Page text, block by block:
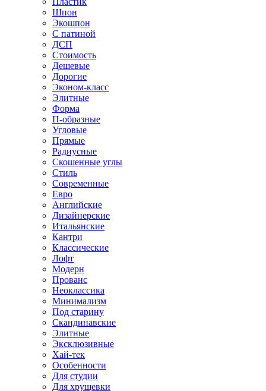
Шпон
Экошпон
С патиной
ДСП
Стоимость
Дешевые
Дорогие
Эконом-класс
Элитные
Форма
П-образные
Угловые
Прямые
Радиусные
Скошенные углы
Стиль
Современные
Евро
Английские
Дизайнерские
Итальянские
Кантри
Классические
Лофт
Модерн
Прованс
Неоклассика
Минимализм
Под старину
Скандинавские
Элитные
Эксклюзивные
Хай-тек
Особенности
Для студии
Для хрущевки